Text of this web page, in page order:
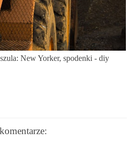
New Yorker, spodenki - diy